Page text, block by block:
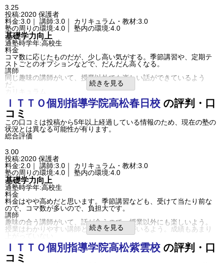
自由 平均 厳しい
口コミ投稿者ID:2247143
不適切な口コミを報告する
高松国分寺校の教室情報を見る
3.25
投稿:2020 保護者
料金:3.0｜ 講師:3.0｜ カリキュラム・教材:3.0
塾の周りの環境:4.0｜ 塾内の環境:4.0
基礎学力向上
通塾時学年:高校生
料金
コマ数に応じたものだが、少し高い気がする。季節講習や、定期テ
ストごとのオプションなどで、だんだん高くなる。
講師
同じ趣味の講師がいて、授業以外でも楽しい話ができているよう
だ。
カリキュラム
教材は学校の教科書に合わせている。カリキュラムは個人の自由に
設定できる
塾の周りの環境
交通量が多い道路に面しているが、押しボタン信号が近くにあるの
で、立地的に良い
塾内の環境
そんなに大きな塾ではないが、授業のブースと、自習室が分かれて
良いところや要望
塾への到着発着時にメールしてくれる。授業内容なども、毎回メー
ルしてくれるのは良いと思います
その他気づいたこと、感じたこと
当日の休みは振り替えてくれないのは納得できない。もっと成績を
あげてくれたらうれしい
利用内容
通っていた学校公立高校
通塾の目的
基礎学力向上
目的の達成度
成績/偏差値変化STAY
成績/偏差値推移入塾時:平均→入塾後:平均
自由 平均 厳しい
口コミ投稿者ID:2254936
続きを見る
ＩＴＴＯ個別指導学院高松春日校 の評判・口
コミ
この口コミは投稿から5年以上経過している情報のため、現在の塾の
状況とは異なる可能性が有ります。
総合評価
3.00
投稿:2020 保護者
料金:2.0｜ 講師:3.0｜ カリキュラム・教材:3.0
塾の周りの環境:4.0｜ 塾内の環境:4.0
基礎学力向上
通塾時学年:高校生
料金
料金はやや高めだと思います。季節講習なども、受けて当たり前な
ので、コマ数が多いので、負担大です。
講師
趣味の合う講師がいて、話が合うので、授業以外にも楽しいよう。
授業はわかりやすい講師と、難しい講師がいるよう。成績もあまり
カリキュラム
教材は普通。カリキュラムは個別なので、組みやすい。季節講習
が、高い。
続きを見る
ＩＴＴＯ個別指導学院高松紫雲校 の評判・口
コミ